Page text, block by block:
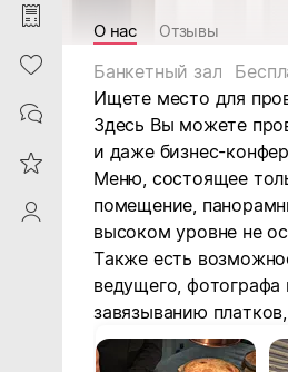
Purchases
Heart
Contacts
Reviews
ProfileSaby
О нас Отзывы
Банкетный зал
Ищете место для
Здесь Вы можете
и даже бизнес-
Меню, состоящее
помещение,
высоком уровне не
Также есть
ведущего, фотографа
завязыванию